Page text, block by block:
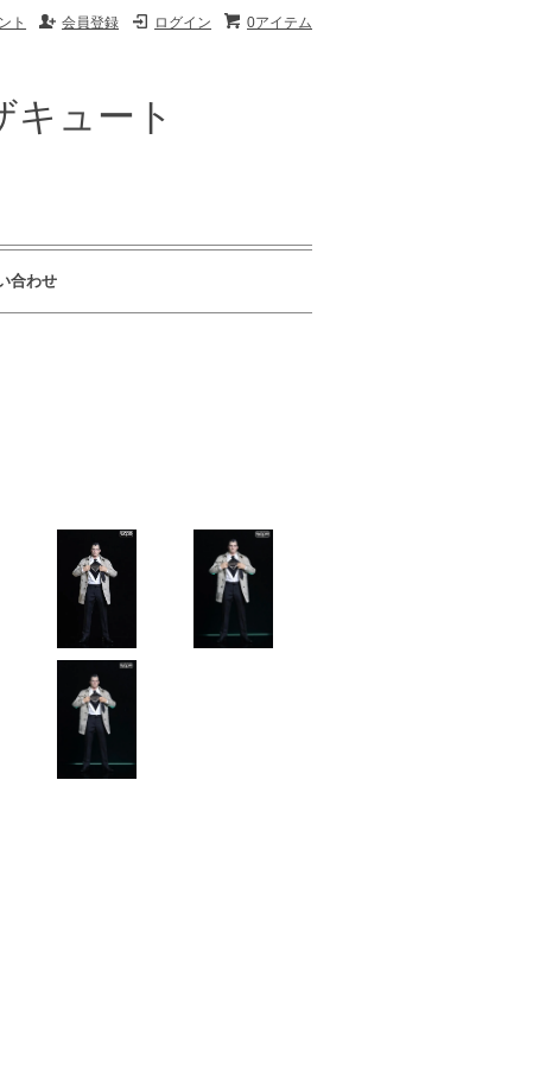
0アイテム
ログイン
会員登録
ト
キュート
合わせ